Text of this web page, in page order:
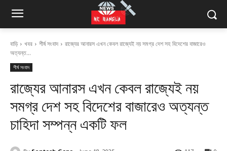
বাড়ি খবর শীর্ষ সংবাদ
রাজ্যের আনারস এখন কেবল রাজ্যেই নয় সমগ্র দেশ সহ বিদেশের বাজারেও
অত্যন্ত...
শীর্ষ সংবাদ
রাজ্যের আনারস এখন কেবল রাজ্যেই নয়
সমগ্র দেশ সহ বিদেশের বাজারেও অত্যন্ত
চাহিদা সম্পন্ন একটি ফল